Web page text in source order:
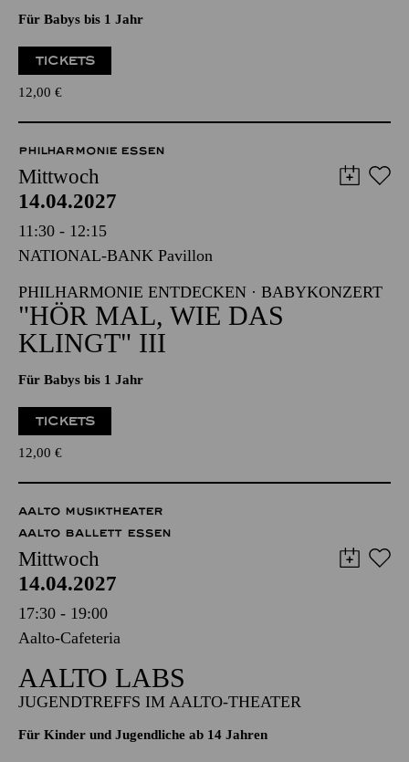
Für Babys bis 1 Jahr
TICKETS
12,00 €
PHILHARMONIE ESSEN
Mittwoch
14.04.2027
11:30 - 12:15
NATIONAL-BANK Pavillon
PHILHARMONIE ENTDECKEN · BABYKONZERT
"HÖR MAL, WIE DAS
KLINGT" III
Für Babys bis 1 Jahr
TICKETS
12,00 €
AALTO MUSIKTHEATER
AALTO BALLETT ESSEN
Mittwoch
14.04.2027
17:30 - 19:00
Aalto-Cafeteria
AALTO LABS
JUGENDTREFFS IM AALTO-THEATER
Für Kinder und Jugendliche ab 14 Jahren